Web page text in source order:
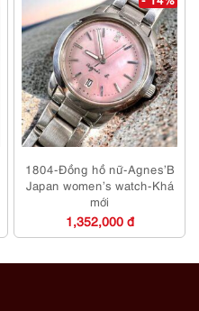
1804-Đồng hồ nữ-Agnes’B
Japan women’s watch-Khá
mới
1,352,000 đ